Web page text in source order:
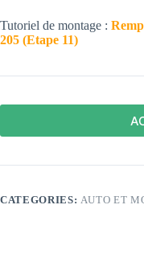
Tutoriel de montage :
205 (Etape 11)
CATEGORIES: AUTO ET